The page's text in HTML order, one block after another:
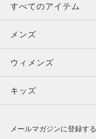
すべてのアイテム
メンズ
ウィメンズ
キッズ
メンズ
トップス
ボトムス
ウィメンズ
トップス
キッズ
メールマガジンに登録する